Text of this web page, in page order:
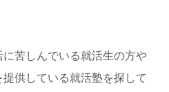
苦しんでいる就活生の方や
供している就活塾を探して